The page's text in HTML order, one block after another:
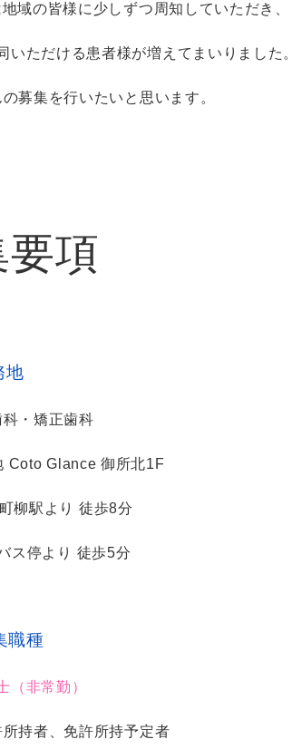
域の皆様に少しずつ周知していただき、
ただける患者様が増えてまいりました。
募集を行いたいと思います。
項
地
・矯正歯科
Coto Glance 御所北1F
柳駅より 徒歩8分
ス停より 徒歩5分
職種
（非常勤）
持者、免許所持予定者